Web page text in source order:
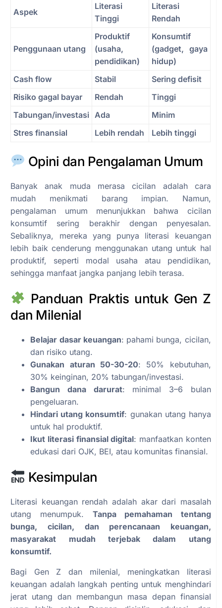
Aspek
Literasi
Tinggi
Literasi
Rendah
Penggunaan utang
Produktif
(usaha,
pendidikan)
Konsumtif
(gadget, gaya
hidup)
Cash flow
Stabil
Sering defisit
Risiko gagal bayar
Rendah
Tinggi
Tabungan/investasi Ada
Minim
Stres finansial
Lebih rendah Lebih tinggi
Opini dan Pengalaman Umum
Banyak anak muda merasa cicilan adalah cara
mudah menikmati barang impian. Namun,
pengalaman umum menunjukkan bahwa cicilan
konsumtif sering berakhir dengan penyesalan.
Sebaliknya, mereka yang punya literasi keuangan
lebih baik cenderung menggunakan utang untuk hal
produktif, seperti modal usaha atau pendidikan,
sehingga manfaat jangka panjang lebih terasa.
Panduan Praktis untuk Gen Z
dan Milenial
Belajar dasar keuangan: pahami bunga, cicilan,
dan risiko utang.
Gunakan aturan 50-30-20: 50% kebutuhan,
30% keinginan, 20% tabungan/investasi.
Bangun dana darurat: minimal 3–6 bulan
pengeluaran.
Hindari utang konsumtif: gunakan utang hanya
untuk hal produktif.
Ikut literasi finansial digital: manfaatkan konten
edukasi dari OJK, BEI, atau komunitas finansial.
Kesimpulan
Literasi keuangan rendah adalah akar dari masalah
utang menumpuk. Tanpa pemahaman tentang
bunga, cicilan, dan perencanaan keuangan,
masyarakat mudah terjebak dalam utang
konsumtif.
Bagi Gen Z dan milenial, meningkatkan literasi
keuangan adalah langkah penting untuk menghindari
jerat utang dan membangun masa depan finansial